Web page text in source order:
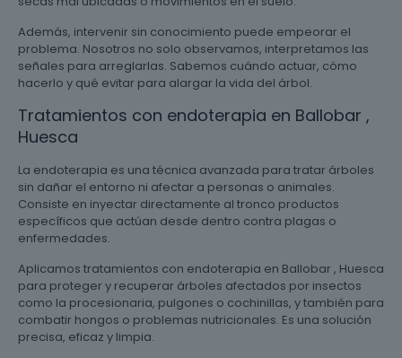
Además, intervenir sin conocimiento puede empeorar el
problema. Nosotros no solo observamos, interpretamos las
señales para arreglarlas. Sabemos cuándo actuar, cómo
hacerlo y qué evitar para alargar la vida del árbol.
Tratamientos con endoterapia en Ballobar ,
Huesca
La endoterapia es una técnica avanzada para tratar árboles
sin dañar el entorno ni afectar a personas o animales.
Consiste en inyectar directamente al tronco productos
específicos que actúan desde dentro contra plagas o
enfermedades.
Aplicamos tratamientos con endoterapia en Ballobar , Huesca
para proteger y recuperar árboles afectados por insectos
como la procesionaria, pulgones o cochinillas, y también para
combatir hongos o problemas nutricionales. Es una solución
precisa, eficaz y limpia.